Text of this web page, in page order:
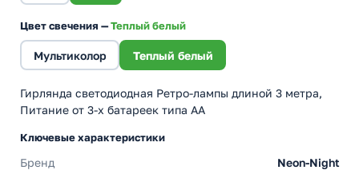
Цвет свечения —Теплый белый
Мультиколор Теплый белый
Гирлянда светодиодная Ретро-лампы длиной 3 метра,
Питание от 3-х батареек типа AA
Ключевые характеристики
Бренд Neon-Night